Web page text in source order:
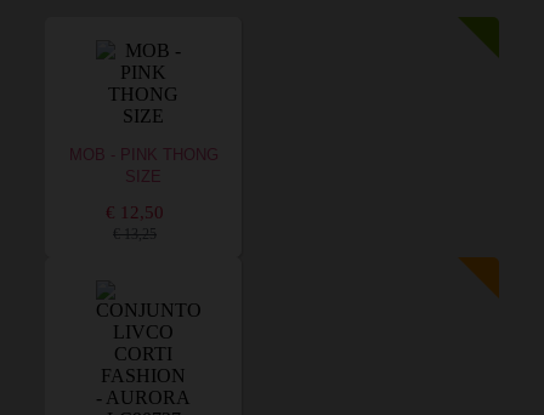
MOB - PINK THONG
SIZE
€ 12,50
€ 13,25